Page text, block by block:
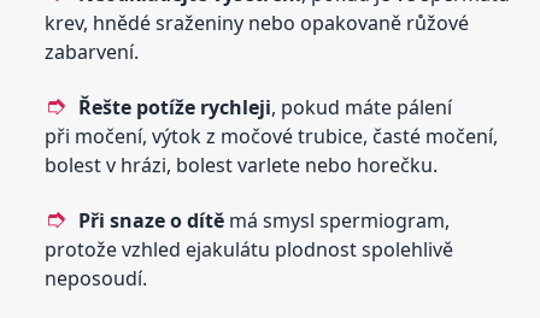
krev, hnědé sraženiny nebo opakovaně růžové
zabarvení.
Řešte potíže rychleji, pokud máte pálení
při močení, výtok z močové trubice, časté močení,
bolest v hrázi, bolest varlete nebo horečku.
Při snaze o dítě má smysl spermiogram,
protože vzhled ejakulátu plodnost spolehlivě
neposoudí.